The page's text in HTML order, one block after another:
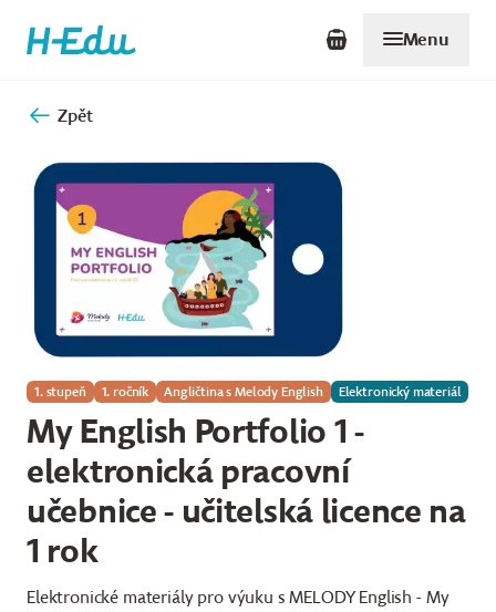
Menu
Zpět
1. stupeň 1. ročník Angličtina s Melody English Elektronický materiál
My English Portfolio 1 -
elektronická pracovní
učebnice - učitelská licence na
1 rok
Elektronické materiály pro výuku s MELODY English - My